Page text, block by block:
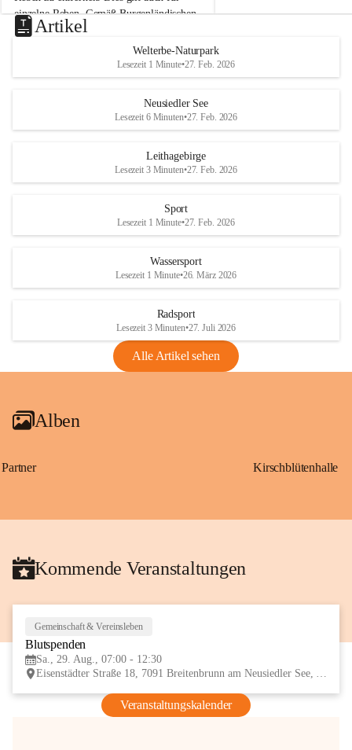
e
u
s
d
S
einzelne Reben. Gemäß Burgenländischen
Weinbaugesetz sind nicht gepflegte oder
unzulässige Weingärten zu roden! Bitte
helfen wir zusammen um unsere Winzer
vor den prognostizierten Ernteausfällen
und den daraus folgenden wirtschaftlichen
Maßnahmen zur Bekämpfung
Rebe und der Amerikanischen
Anhang VBl. EU Nr. 18
1 Seite•1,4 MB
VBl. EU Nr. 18_2026
u
e
d
r
S
Artikel
Welterbe-Naturpark
Lesezeit 1 Minute•27. Feb. 2026
Neusiedler See
Lesezeit 6 Minuten•27. Feb. 2026
Leithagebirge
Lesezeit 3 Minuten•27. Feb. 2026
Sport
Lesezeit 1 Minute•27. Feb. 2026
Wassersport
Lesezeit 1 Minute•26. März 2026
Radsport
Lesezeit 3 Minuten•27. Juli 2026
Alle Artikel sehen
Alben
Partner Kirschblütenhalle
Kommende Veranstaltungen
Gemeinschaft & Vereinsleben
Blutspenden
Sa., 29. Aug., 07:00 - 12:30
Eisenstädter Straße 18, 7091 Breitenbrunn am Neusiedler See, AUT
Veranstaltungskalender